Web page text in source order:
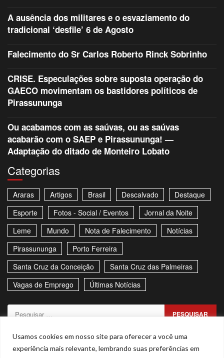
Usamos cookies em nosso site para oferecer a você uma
experiência mais relevante, lembrando suas preferências em
A ausência dos militares e o esvaziamento do
tradicional ‘desfile’ 6 de Agosto
Falecimento do Sr Carlos Roberto Rinck Sobrinho
CRISE. Especulações sobre suposta operação do
GAECO movimentam os bastidores políticos de
Pirassununga
Ou acabamos com as saúvas, ou as saúvas
acabarão com o SAEP e Pirassununga! —
Adaptação do ditado de Monteiro Lobato
Categorias
Araras Artigos Brasil Descalvado
Destaque
Esporte
Fotos - Social / Eventos
Jornal da Noite
Leme
Mundo Nota de Falecimento
Notícias
Pirassununga
Porto Ferreira
Santa Cruz da Conceição
Santa Cruz das Palmeiras
Vagas de Emprego
Últimas Notícias
Pesquisar
Sitemap Política de Privacidade Contato
Stories